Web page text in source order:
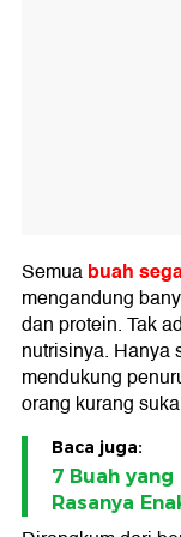
Semuabuah
mengandung
dan protein. Tak
nutrisinya. Hanya
mendukung
orang kurang
Baca juga:
7 Buah
Rasanya